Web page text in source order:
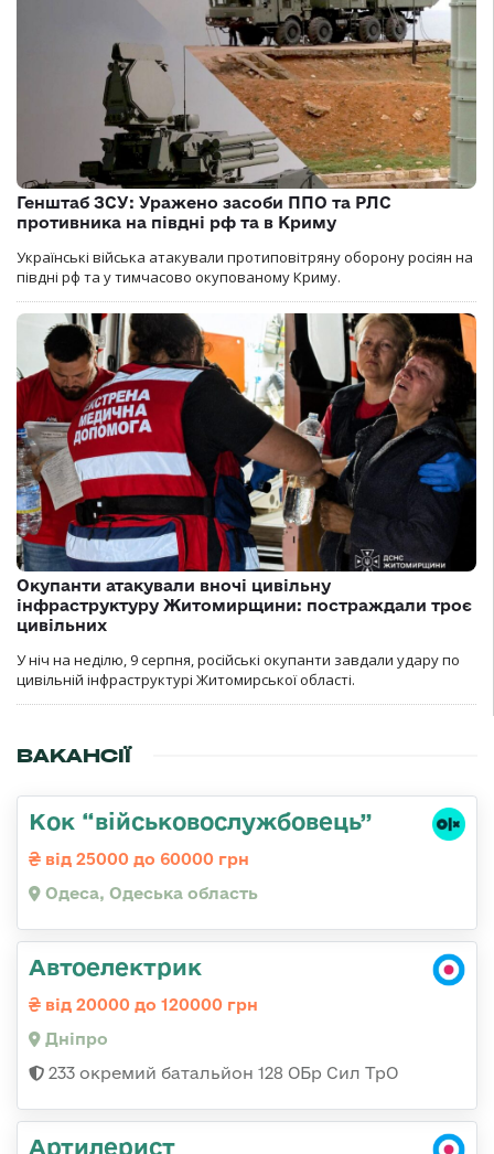
Генштаб ЗСУ: Уражено засоби ППО та РЛС
противника на півдні рф та в Криму
Українські війська атакували протиповітряну оборону росіян на
півдні рф та у тимчасово окупованому Криму.
Окупанти атакували вночі цивільну
інфраструктуру Житомирщини: постраждали троє
цивільних
У ніч на неділю, 9 серпня, російські окупанти завдали удару по
цивільній інфраструктурі Житомирської області.
ВАКАНСІЇ
Кок “військовослужбовець”
від 25000 до 60000 грн
Одеса, Одеська область
Автоелектрик
від 20000 до 120000 грн
Дніпро
233 окремий батальйон 128 ОБр Сил ТрО
Артилерист